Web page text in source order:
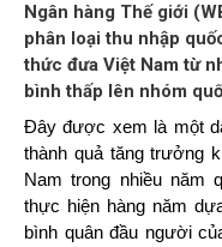
Ngân hàng Thế giới
phân loại thu nhập
thức đưa Việt Nam từ
bình thấp lên nhóm
Đây được xem là một
thành quả tăng trưởng
Nam trong nhiều năm
thực hiện hàng năm
bình quân đầu người